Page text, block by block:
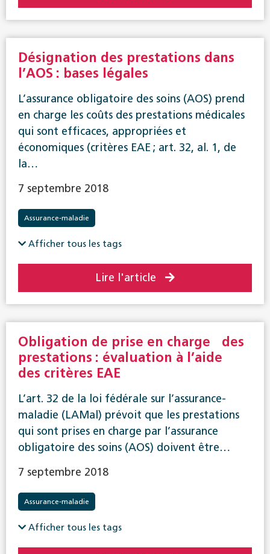
Désignation des prestations dans
l’AOS : bases légales
L’assurance obligatoire des soins (AOS) prend
en charge les coûts des prestations médicales
qui sont efficaces, appropriées et
économiques (critères EAE ; art. 32, al. 1, de
la…
7 septembre 2018
Assurance-maladie
Afficher tous les tags
Lire l'article
Obligation de prise en charge des
prestations : évaluation à l’aide
des critères EAE
L’art. 32 de la loi fédérale sur l’assurance-
maladie (LAMal) prévoit que les prestations
qui sont prises en charge par l’assurance
obligatoire des soins (AOS) doivent être…
7 septembre 2018
Assurance-maladie
Afficher tous les tags